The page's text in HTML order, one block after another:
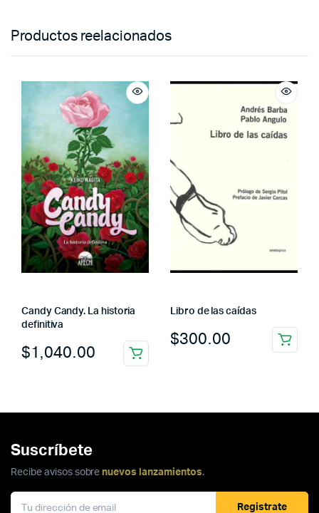
Productos reelacionados
Candy Candy. La historia
definitiva
$1,040.00
Libro de las caídas
$300.00
Suscríbete
Recibe avisos sobre nuevos lanzamientos.
Registrate